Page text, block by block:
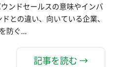
ンドセールスの意味やインバ
との違い、向いている企業、
防ぐ...
記事を読む →